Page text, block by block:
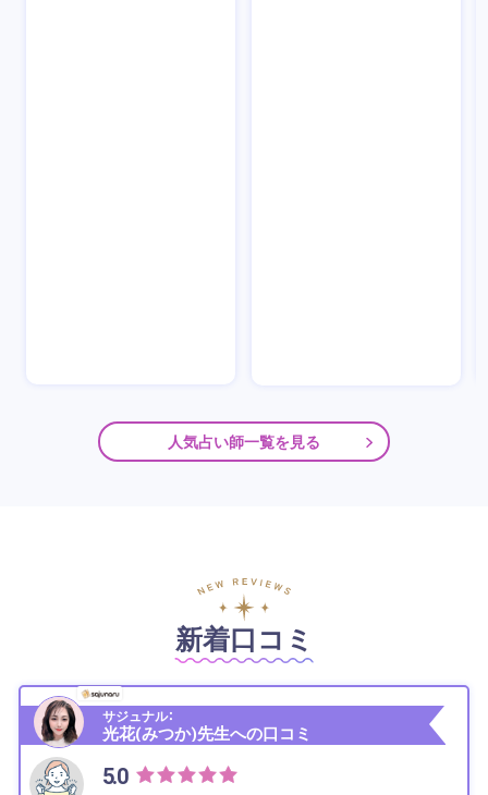
人気占い師一覧を見る
新着口コミ
サジュナル：
光花(みつか)先生への口コミ
5.0